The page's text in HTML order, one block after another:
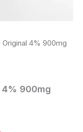
4% 900mg
4% 900mg